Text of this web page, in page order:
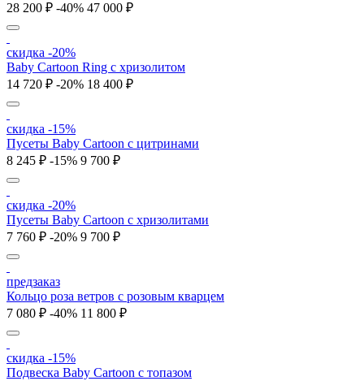
28 200 ₽ -40% 47 000 ₽
скидка -20%
Baby Cartoon Ring с хризолитом
14 720 ₽ -20% 18 400 ₽
скидка -15%
Пусеты Baby Cartoon с цитринами
8 245 ₽ -15% 9 700 ₽
скидка -20%
Пусеты Baby Cartoon с хризолитами
7 760 ₽ -20% 9 700 ₽
предзаказ
Кольцо роза ветров с розовым кварцем
7 080 ₽ -40% 11 800 ₽
скидка -15%
Подвеска Baby Cartoon с топазом